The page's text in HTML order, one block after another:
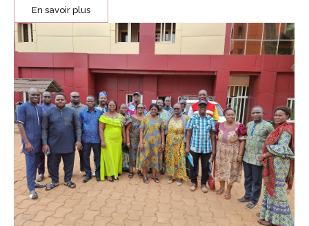
En savoir plus